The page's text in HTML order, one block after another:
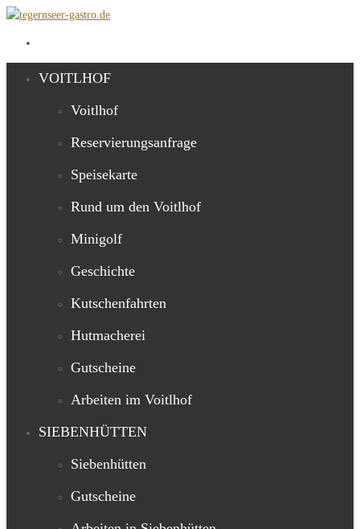
VOITLHOF
Voitlhof
Reservierungsanfrage
Speisekarte
Rund um den Voitlhof
Minigolf
Geschichte
Kutschenfahrten
Hutmacherei
Gutscheine
Arbeiten im Voitlhof
SIEBENHÜTTEN
Siebenhütten
Gutscheine